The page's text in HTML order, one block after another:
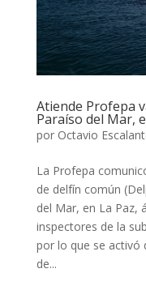
Atiende Profepa
Paraíso del Mar,
por Octavio
La Profepa
de delfín común
del Mar, en La Paz,
inspectores de la
por lo que se activó
de...